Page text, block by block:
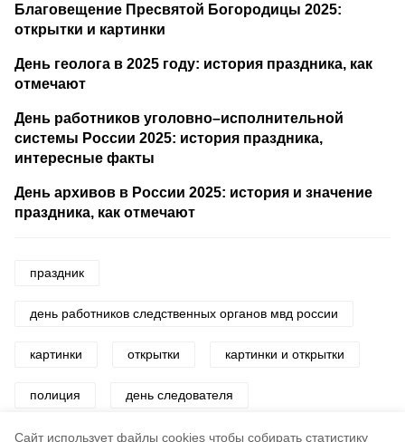
Cайт использует файлы cookies чтобы собирать статистику
Благовещение Пресвятой Богородицы 2025:
открытки и картинки
День геолога в 2025 году: история праздника, как
отмечают
День работников уголовно–исполнительной
системы России 2025: история праздника,
интересные факты
День архивов в России 2025: история и значение
праздника, как отмечают
праздник
день работников следственных органов мвд россии
картинки открытки картинки и открытки
полиция день следователя
поздравления